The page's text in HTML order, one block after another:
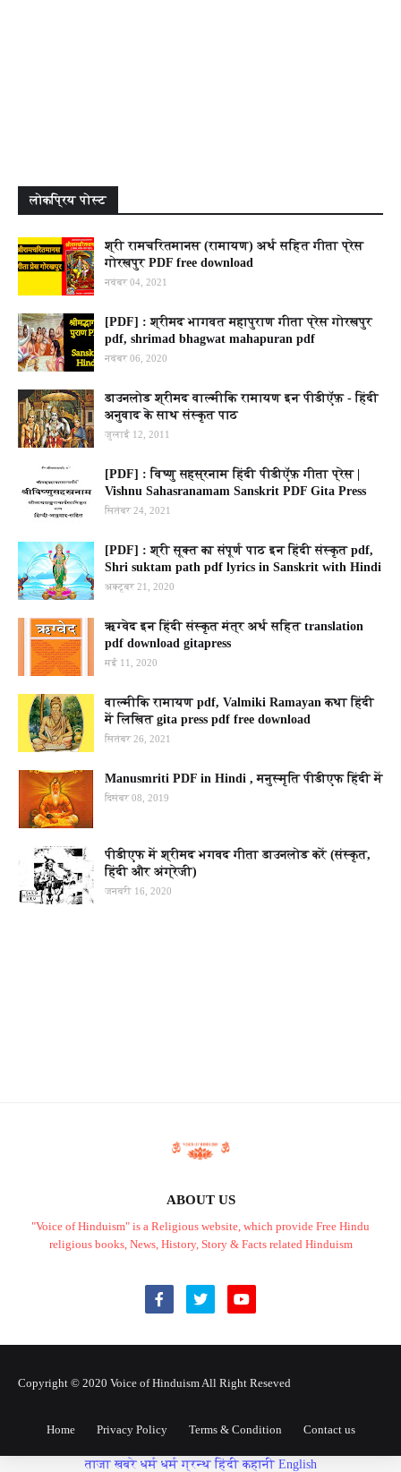
लोकप्रिय पोस्ट
श्री रामचरितमानस (रामायण) अर्थ सहित गीता प्रेस
गोरखपुर PDF free download
नवंबर 04, 2021
[PDF] : श्रीमद भागवत महापुराण गीता प्रेस गोरखपुर
pdf, shrimad bhagwat mahapuran pdf
नवंबर 06, 2020
डाउनलोड श्रीमद वाल्मीकि रामायण इन पीडीऍफ़ - हिंदी
अनुवाद के साथ संस्कृत पाठ
जुलाई 12, 2011
[PDF] : विष्णु सहस्रनाम हिंदी पीडीऍफ़ गीता प्रेस |
Vishnu Sahasranamam Sanskrit PDF Gita Press
सितंबर 24, 2021
[PDF] : श्री सूक्त का संपूर्ण पाठ इन हिंदी संस्कृत pdf,
Shri suktam path pdf lyrics in Sanskrit with Hindi
अक्टूबर 21, 2020
ऋग्वेद इन हिंदी संस्कृत मंत्र अर्थ सहित translation
pdf download gitapress
मई 11, 2020
वाल्मीकि रामायण pdf, Valmiki Ramayan कथा हिंदी
में लिखित gita press pdf free download
सितंबर 26, 2021
Manusmriti PDF in Hindi , मनुस्मृति पीडीएफ हिंदी में
दिसंबर 08, 2019
पीडीएफ में श्रीमद भगवद गीता डाउनलोड करें (संस्कृत,
हिंदी और अंग्रेजी)
जनवरी 16, 2020
ABOUT US
"Voice of Hinduism" is a Religious website, which provide Free Hindu
religious books, News, History, Story & Facts related Hinduism
Copyright © 2020 Voice of HinduismAll Right Reseved
Home Privacy Policy Terms & Condition Contact us
ताजा खबरे धर्म धर्म ग्रन्थ हिंदी कहानी English